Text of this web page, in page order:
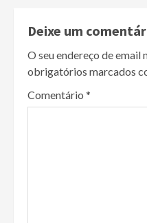
Deixe um
O seu endereço de email
obrigatórios marcados
Comentário *